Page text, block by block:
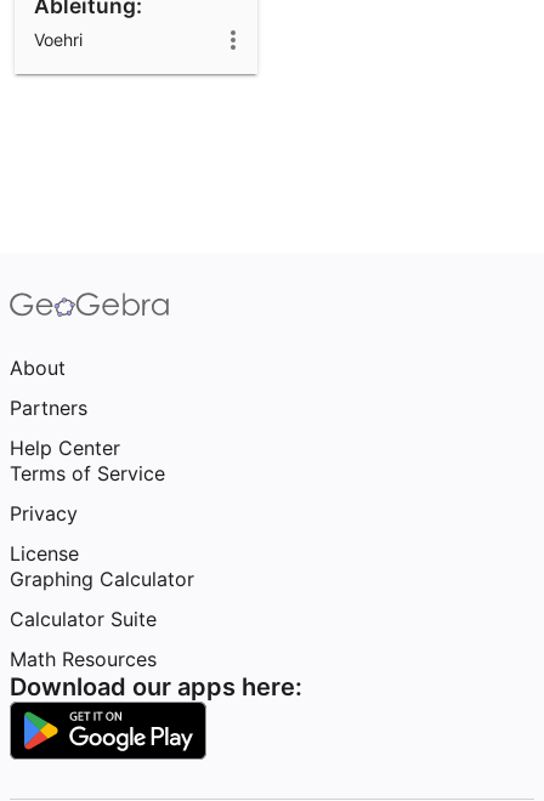
Fahrradparcours
Voehri
About
Partners
Help Center
Terms of Service
Privacy
License
Graphing Calculator
Calculator Suite
Math Resources
Download our apps here: